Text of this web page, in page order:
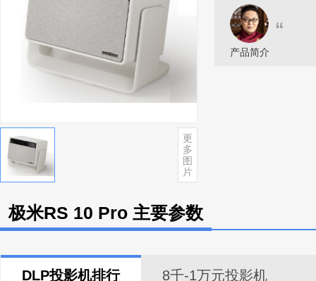
更
多
图
片
产品简介
“
极米RS 10 Pro 主要参数
DLP投影机排行 8千-1万元投影机